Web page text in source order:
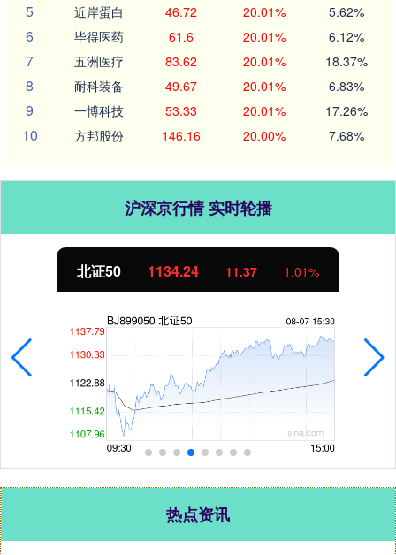
5 近岸蛋白 46.72 20.01% 5.62%
6 毕得医药 61.6 20.01% 6.12%
7 五洲医疗 83.62 20.01% 18.37%
8 耐科装备 49.67 20.01% 6.83%
9 一博科技 53.33 20.01% 17.26%
10 方邦股份 146.16 20.00% 7.68%
沪深京行情 实时轮播
创业板指 3563.12 47.56 1.35%
热点资讯